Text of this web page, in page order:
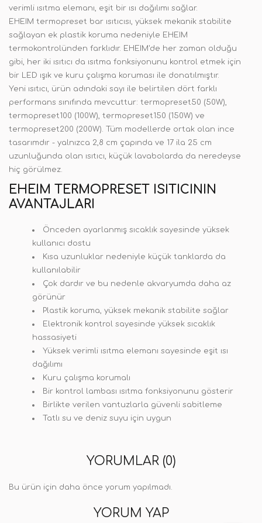
verimli ısıtma elemanı, eşit bir ısı dağılımı sağlar.
EHEIM termopreset bar ısıtıcısı, yüksek mekanik stabilite
sağlayan ek plastik koruma nedeniyle EHEIM
termokontrolünden farklıdır. EHEIM'de her zaman olduğu
gibi, her iki ısıtıcı da ısıtma fonksiyonunu kontrol etmek için
bir LED ışık ve kuru çalışma koruması ile donatılmıştır.
Yeni ısıtıcı, ürün adındaki sayı ile belirtilen dört farklı
performans sınıfında mevcuttur: termopreset50 (50W),
termopreset100 (100W), termopreset150 (150W) ve
termopreset200 (200W). Tüm modellerde ortak olan ince
tasarımdır - yalnızca 2,8 cm çapında ve 17 ila 25 cm
uzunluğunda olan ısıtıcı, küçük lavabolarda da neredeyse
hiç görülmez.
EHEIM TERMOPRESET ISITICININ
AVANTAJLARI
Önceden ayarlanmış sıcaklık sayesinde yüksek
kullanıcı dostu
Kısa uzunluklar nedeniyle küçük tanklarda da
kullanılabilir
Çok dardır ve bu nedenle akvaryumda daha az
görünür
Plastik koruma, yüksek mekanik stabilite sağlar
Elektronik kontrol sayesinde yüksek sıcaklık
hassasiyeti
Yüksek verimli ısıtma elemanı sayesinde eşit ısı
dağılımı
Kuru çalışma korumalı
Bir kontrol lambası ısıtma fonksiyonunu gösterir
Birlikte verilen vantuzlarla güvenli sabitleme
Tatlı su ve deniz suyu için uygun
YORUMLAR (0)
Bu ürün için daha önce yorum yapılmadı.
YORUM YAP